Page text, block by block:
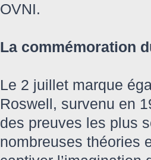
OVNI.
La commémoration
Le 2 juillet marque
Roswell, survenu en
des preuves les plus
nombreuses théories